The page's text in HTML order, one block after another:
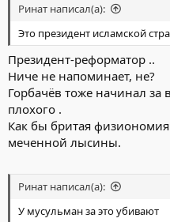
Ринат написал(а):
Это президент исламской
Президент-реформатор ..
Ниче не напоминает, не?
Горбачёв тоже начинал за
плохого .
Как бы бритая
меченной лысины.
Ринат написал(а):
У мусульман за это убивают